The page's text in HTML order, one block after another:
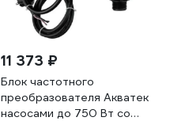
11 373 ₽
Блок частотного
преобразователя Акватек
насосами до 750 Вт со